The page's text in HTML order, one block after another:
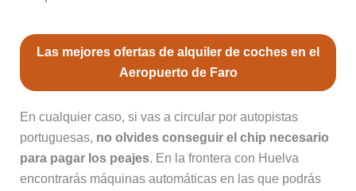
Las mejores ofertas de alquiler de coches en el
Aeropuerto de Faro
En cualquier caso, si vas a circular por autopistas
portuguesas, no olvides conseguir el chip necesario
para pagar los peajes. En la frontera con Huelva
encontrarás máquinas automáticas en las que podrás